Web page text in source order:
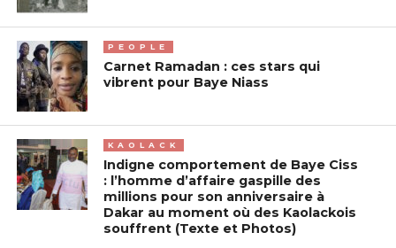
PEOPLE
Carnet Ramadan : ces stars qui
vibrent pour Baye Niass
KAOLACK
Indigne comportement de Baye Ciss
: l’homme d’affaire gaspille des
millions pour son anniversaire à
Dakar au moment où des Kaolackois
souffrent (Texte et Photos)